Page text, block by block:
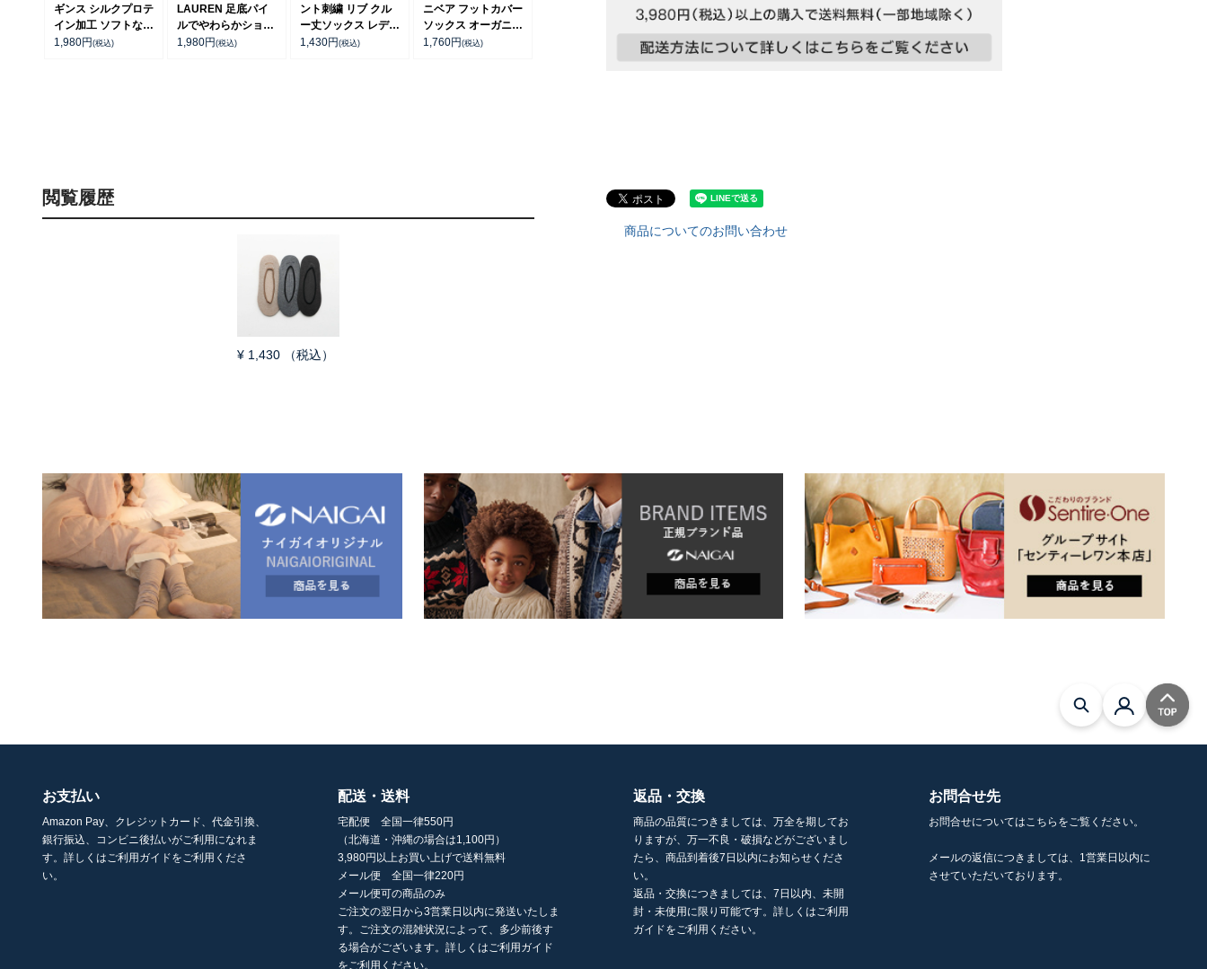
ギンス シルクプロテ
イン加工 ソフトな肌
触 80デニールワン
1,980円(税込)
LAUREN 足底パイ
ルでやわらかショー
ト丈ソックス レディ
1,980円(税込)
ント刺繍 リブ クル
ー丈ソックス レディ
ース 03207330
1,430円(税込)
ニベア フットカバー
ソックス オーガニッ
クコットン混 レディ
1,760円(税込)
閲覧履歴
¥ 1,430 （税込）
商品についてのお問い合わせ
お支払い
Amazon Pay、クレジットカード、代金引換、
銀行振込、コンビニ後払いがご利用になれま
す。詳しくはご利用ガイドをご利用くださ
い。
配送・送料
宅配便 全国一律550円
（北海道・沖縄の場合は1,100円）
3,980円以上お買い上げで送料無料
メール便 全国一律220円
メール便可の商品のみ
ご注文の翌日から3営業日以内に発送いたしま
す。ご注文の混雑状況によって、多少前後す
る場合がございます。詳しくはご利用ガイド
をご利用ください。
返品・交換
商品の品質につきましては、万全を期してお
りますが、万一不良・破損などがございまし
たら、商品到着後7日以内にお知らせくださ
い。
返品・交換につきましては、7日以内、未開
封・未使用に限り可能です。詳しくはご利用
ガイドをご利用ください。
お問合せ先
お問合せについてはこちらをご覧ください。
メールの返信につきましては、1営業日以内に
させていただいております。